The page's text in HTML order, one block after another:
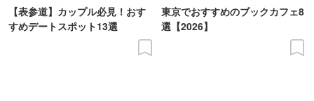
【表参道】カップル必見！おす
すめデートスポット13選
東京でおすすめのブックカフェ8
選【2026】